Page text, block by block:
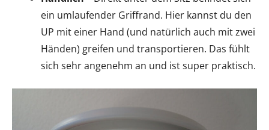
ein umlaufender Griffrand. Hier kannst du den
UP mit einer Hand (und natürlich auch mit zwei
Händen) greifen und transportieren. Das fühlt
sich sehr angenehm an und ist super praktisch.